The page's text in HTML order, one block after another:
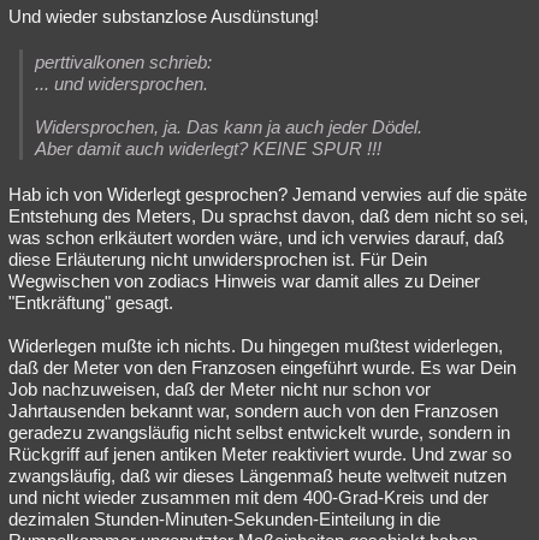
Und wieder substanzlose Ausdünstung!
perttivalkonen schrieb:
... und widersprochen.
Widersprochen, ja. Das kann ja auch jeder Dödel.
Aber damit auch widerlegt? KEINE SPUR !!!
Hab ich von Widerlegt gesprochen? Jemand verwies auf die späte
Entstehung des Meters, Du sprachst davon, daß dem nicht so sei,
was schon erlkäutert worden wäre, und ich verwies darauf, daß
diese Erläuterung nicht unwidersprochen ist. Für Dein
Wegwischen von zodiacs Hinweis war damit alles zu Deiner
"Entkräftung" gesagt.
Widerlegen mußte ich nichts. Du hingegen mußtest widerlegen,
daß der Meter von den Franzosen eingeführt wurde. Es war Dein
Job nachzuweisen, daß der Meter nicht nur schon vor
Jahrtausenden bekannt war, sondern auch von den Franzosen
geradezu zwangsläufig nicht selbst entwickelt wurde, sondern in
Rückgriff auf jenen antiken Meter reaktiviert wurde. Und zwar so
zwangsläufig, daß wir dieses Längenmaß heute weltweit nutzen
und nicht wieder zusammen mit dem 400-Grad-Kreis und der
dezimalen Stunden-Minuten-Sekunden-Einteilung in die